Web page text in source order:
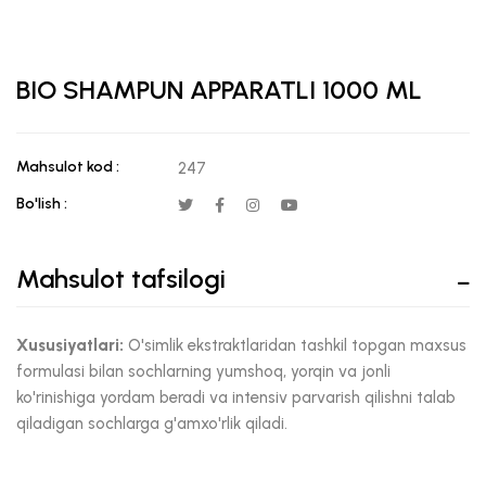
BIO SHAMPUN APPARATLI 1000 ML
Mahsulot kod : 247
Bo'lish :
Mahsulot tafsilogi
Xususiyatlari: O'simlik ekstraktlaridan tashkil topgan maxsus
formulasi bilan sochlarning yumshoq, yorqin va jonli
ko'rinishiga yordam beradi va intensiv parvarish qilishni talab
qiladigan sochlarga g'amxo'rlik qiladi.